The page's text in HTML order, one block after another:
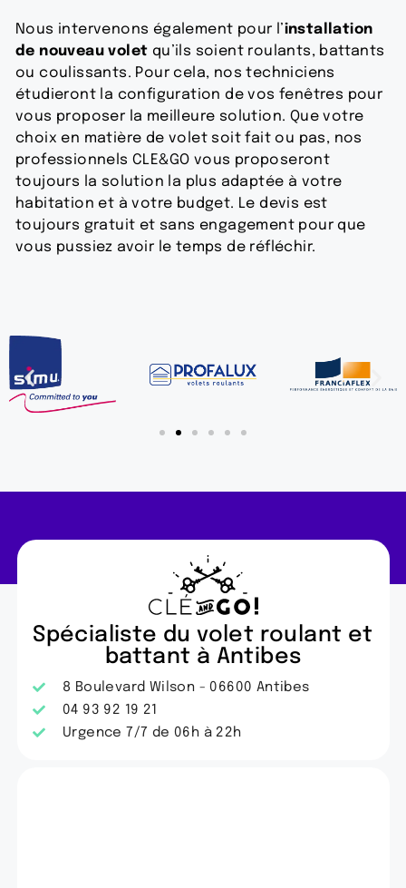
Nous intervenons également pour l’installation
de nouveau volet qu’ils soient roulants, battants
ou coulissants. Pour cela, nos techniciens
étudieront la configuration de vos fenêtres pour
vous proposer la meilleure solution. Que votre
choix en matière de volet soit fait ou pas, nos
professionnels CLE&GO vous proposeront
toujours la solution la plus adaptée à votre
habitation et à votre budget. Le devis est
toujours gratuit et sans engagement pour que
vous pussiez avoir le temps de réfléchir.
Spécialiste du volet roulant et
battant à Antibes
8 Boulevard Wilson - 06600 Antibes
04 93 92 19 21
Urgence 7/7 de 06h à 22h